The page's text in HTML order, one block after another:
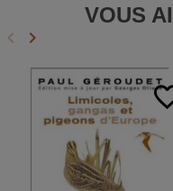
VOUS
Précédent
keyboard_arrow_left Suivant
keyboard_arrow_right